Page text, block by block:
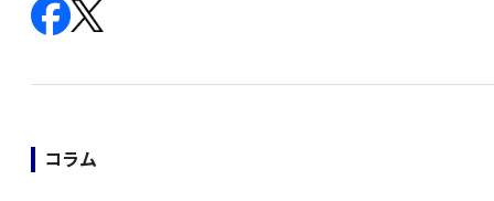
コラム